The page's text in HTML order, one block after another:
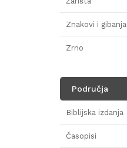
Znakovi i gibanja
Zrno
Područja
Biblijska izdanja
Časopisi